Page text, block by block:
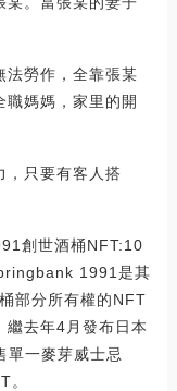
法勞作，全靠張某
媽媽，家里的開
，只要有客人搭
創世酒桶NFT:10
1991是其
部分所有權的NFT
繼去年4月發布日本
單一麥芽威士忌
。